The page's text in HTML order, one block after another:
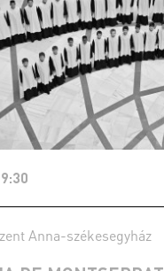
Anna-székesegyház